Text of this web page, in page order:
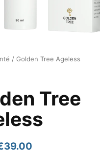
/ Golden Tree Ageless
Tree
39.00